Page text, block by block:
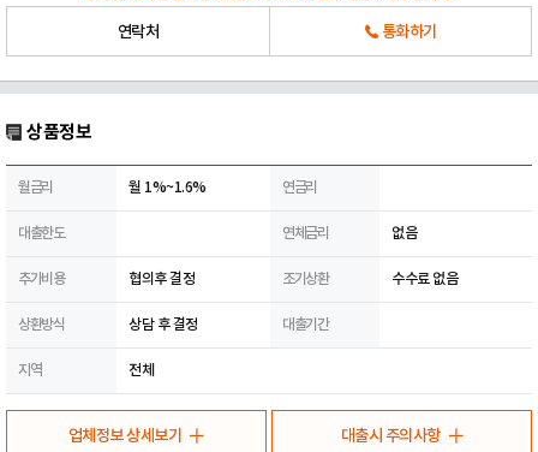
연락처 통화하기
상품정보
월금리 월 1%~1.6% 연금리
대출한도 연체금리 없음
추가비용 협의후 결정 조기상환 수수료 없음
상환방식 상담 후 결정 대출기간
지역 전체
업체정보 상세보기 대출시 주의사항